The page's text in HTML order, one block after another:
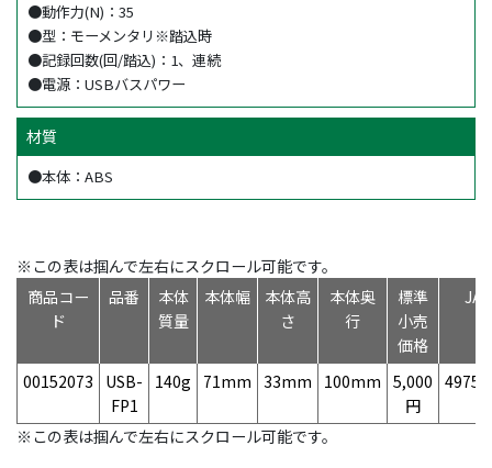
●動作力(N)：35
●型：モーメンタリ※踏込時
●記録回数(回/踏込)：1、連続
●電源：USBバスパワー
材質
●本体：ABS
※この表は掴んで左右にスクロール可能です。
商品コー
ド
品番
本体
質量
本体幅
本体高
さ
本体奥
行
標準
小売
価格
00152073
USB-
FP1
140g 71mm 33mm 100mm 5,000
円
※この表は掴んで左右にスクロール可能です。